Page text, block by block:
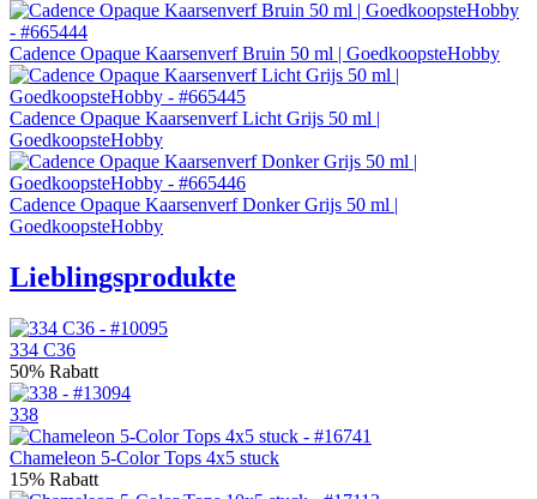
Cadence Opaque Kaarsenverf Bruin 50 ml | GoedkoopsteHobby
Cadence Opaque Kaarsenverf Licht Grijs 50 ml |
GoedkoopsteHobby
Cadence Opaque Kaarsenverf Donker Grijs 50 ml |
GoedkoopsteHobby
Lieblingsprodukte
334 C36
50% Rabatt
338
Chameleon 5-Color Tops 4x5 stuck
15% Rabatt